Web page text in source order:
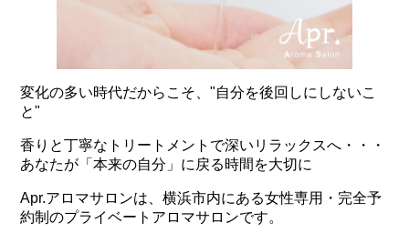
変化の多い時代だからこそ、"自分を後回しにしないこ
と"
香りと丁寧なトリートメントで深いリラックスへ・・・
あなたが「本来の自分」に戻る時間を大切に
Apr.アロマサロンは、横浜市内にある女性専用・完全予
約制のプライベートアロマサロンです。